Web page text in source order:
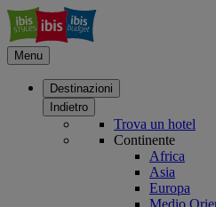
Menu
Destinazioni
Indietro
Trova un hotel
Continente
Africa
Asia
Europa
Medio